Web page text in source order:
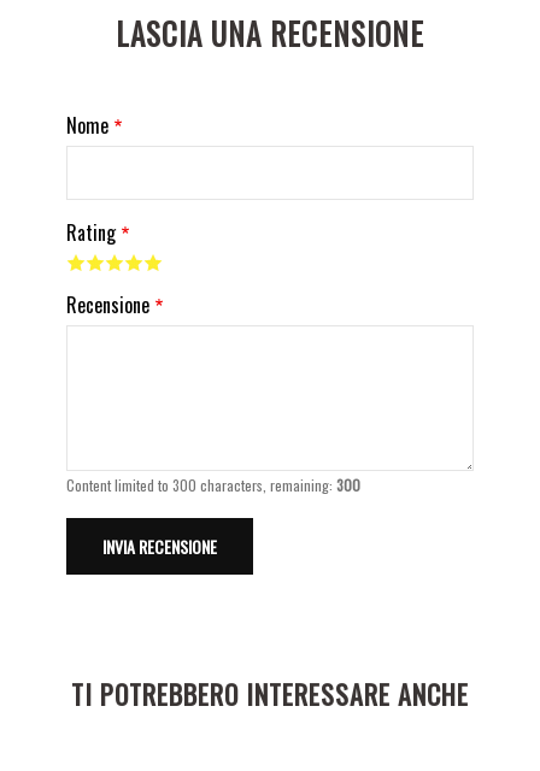
LASCIA UNA RECENSIONE
Nome
Rating
Recensione
Content limited to 300 characters, remaining:300
TI POTREBBERO INTERESSARE ANCHE